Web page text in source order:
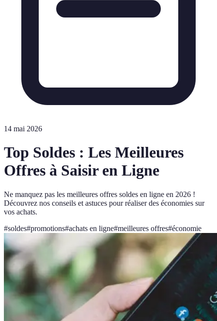
14 mai 2026
Top Soldes : Les Meilleures
Offres à Saisir en Ligne
Ne manquez pas les meilleures offres soldes en ligne en 2026 !
Découvrez nos conseils et astuces pour réaliser des économies sur
vos achats.
#soldes#promotions#achats en ligne#meilleures offres#économie